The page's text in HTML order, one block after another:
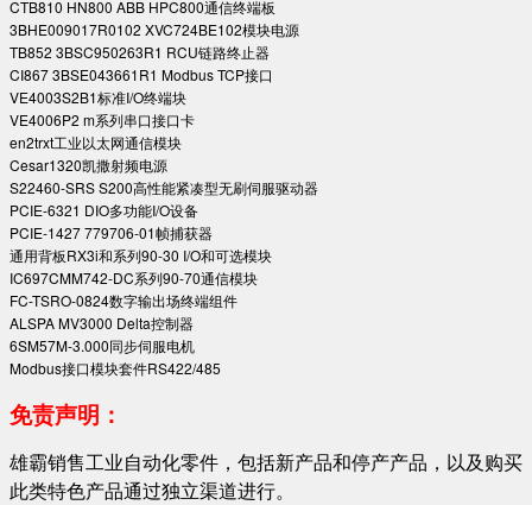
CTB810 HN800 ABB HPC800通信终端板
3BHE009017R0102 XVC724BE102模块电源
TB852 3BSC950263R1 RCU链路终止器
CI867 3BSE043661R1 Modbus TCP接口
VE4003S2B1标准I/O终端块
VE4006P2 m系列串口接口卡
en2trxt工业以太网通信模块
Cesar1320凯撒射频电源
S22460-SRS S200高性能紧凑型无刷伺服驱动器
PCIE-6321 DIO多功能I/O设备
PCIE-1427 779706-01帧捕获器
通用背板RX3i和系列90-30 I/O和可选模块
IC697CMM742-DC系列90-70通信模块
FC-TSRO-0824数字输出场终端组件
ALSPA MV3000 Delta控制器
6SM57M-3.000同步伺服电机
Modbus接口模块套件RS422/485
免责声明：
雄霸销售工业自动化零件，包括新产品和停产产品，以及购买
此类特色产品通过独立渠道进行。